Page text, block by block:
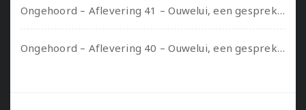
Ongehoord – Aflevering 41 – Ouwelui, een gesprek met Marcelle over polyamorie op latere leeftijd, (mantel)zorg voor je partners en seksueel plezier.
Ongehoord – Aflevering 40 – Ouwelui, een gesprek met Sadie Lune over vormende relaties en de geschiedenis van de queer pornobeweging